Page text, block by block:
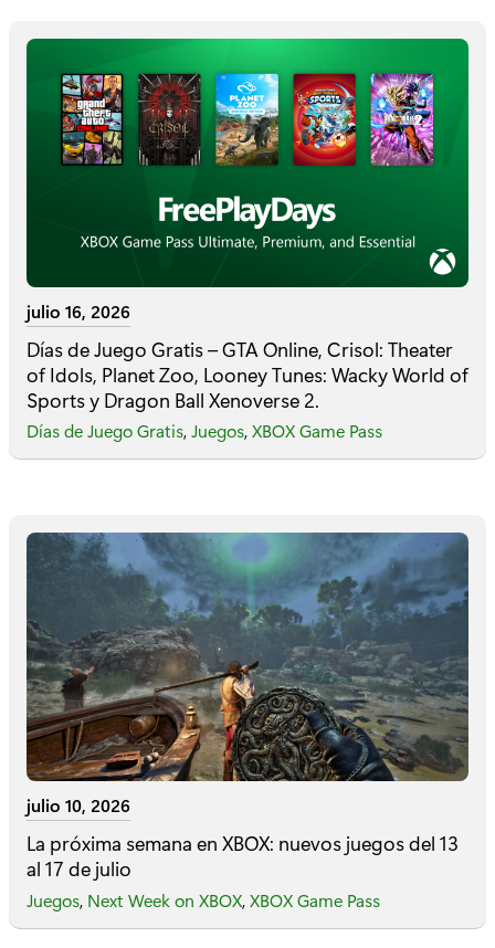
julio 16, 2026
Días de Juego Gratis – GTA Online, Crisol: Theater
of Idols, Planet Zoo, Looney Tunes: Wacky World of
Sports y Dragon Ball Xenoverse 2.
Días de Juego Gratis,Juegos,XBOX Game Pass
julio 10, 2026
La próxima semana en XBOX: nuevos juegos del 13
al 17 de julio
Juegos, Next Week on XBOX,XBOX Game Pass